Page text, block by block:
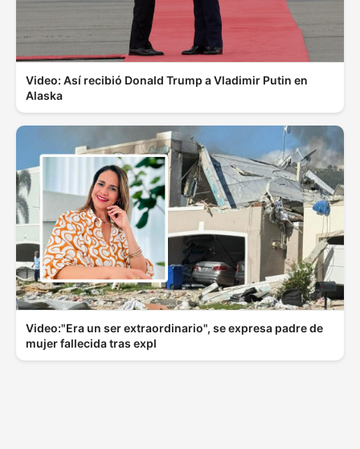
Video: Así recibió Donald Trump a Vladimir Putin en
Alaska
Video:"Era un ser extraordinario", se expresa padre de
mujer fallecida tras expl